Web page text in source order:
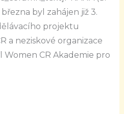
byl zahájen již 3.
projektu
a neziskové organizace
Women CR Akademie pro